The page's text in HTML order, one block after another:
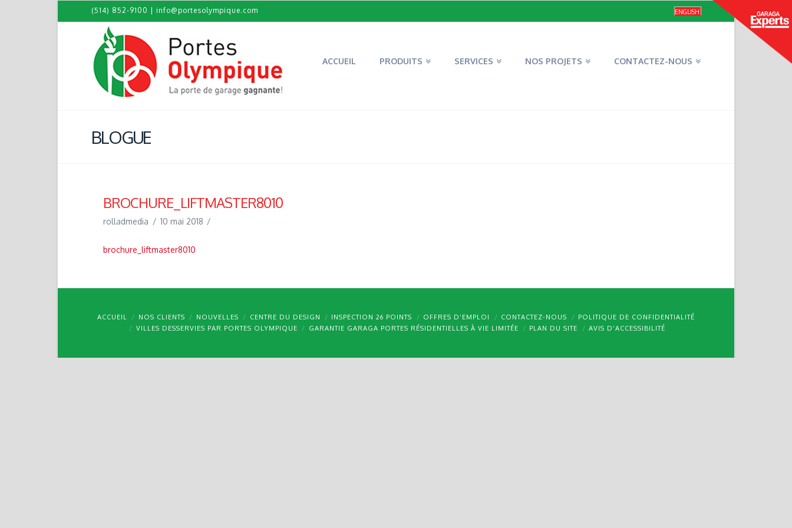
(514) 852-9100 info@portesolympique.com ENGLISH
ACCUEIL PRODUITS SERVICES NOS PROJETS CONTACTEZ-NOUS
BLOGUE
BROCHURE_LIFTMASTER8010
rolladmedia 10 mai 2018
brochure_liftmaster8010
ACCUEIL NOS CLIENTS NOUVELLES CENTRE DU DESIGN INSPECTION 26 POINTS OFFRES D’EMPLOI CONTACTEZ-NOUS
POLITIQUE DE CONFIDENTIALITÉ
VILLES DESSERVIES PAR PORTES OLYMPIQUE
GARANTIE GARAGA PORTES RÉSIDENTIELLES À VIE LIMITÉE PLAN DU SITE AVIS D’ACCESSIBILITÉ